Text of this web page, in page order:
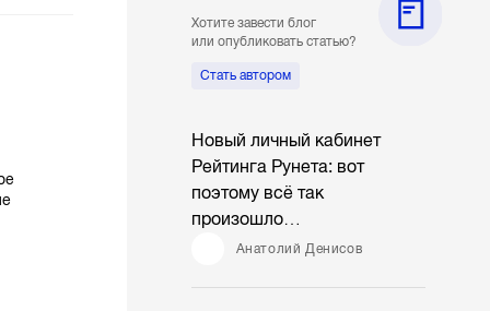
Хотите завести блог
или опубликовать статью?
Стать автором
Новый личный кабинет
Рейтинга Рунета: вот
поэтому всё так
произошло…
Анатолий Денисов